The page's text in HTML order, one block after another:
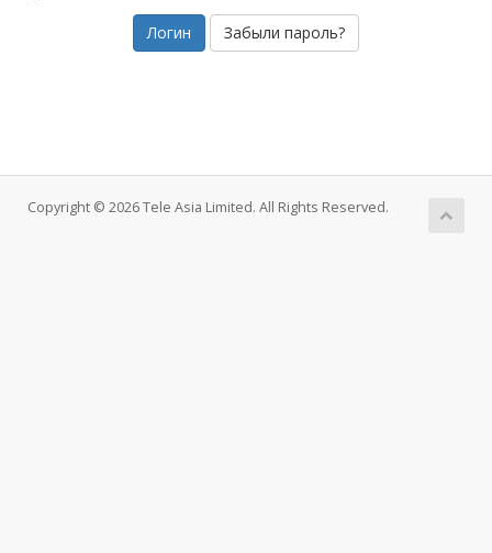
Забыли пароль?
Copyright © 2026 Tele Asia Limited. All Rights Reserved.